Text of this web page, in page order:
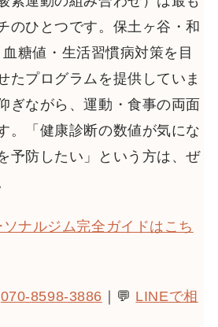
のひとつです。保土ヶ谷・和
糖値・生活習慣病対策を目
たプログラムを提供していま
ぎながら、運動・食事の両面
。「健康診断の数値が気にな
予防したい」という方は、ぜ
ナルジム完全ガイドはこち
070-8598-3886 ｜💬 LINEで相